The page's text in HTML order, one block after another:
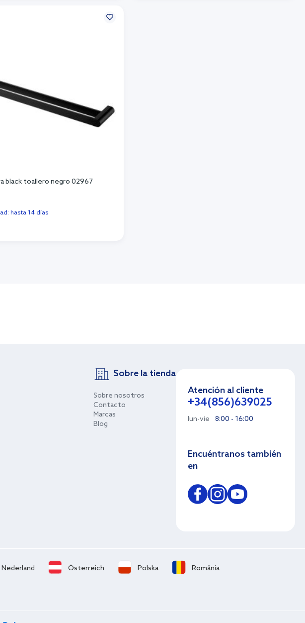
black toallero negro 02967
hasta 14 días
Sobre la tienda
Sobre nosotros
Contacto
Marcas
Blog
Atención al cliente
+34(856)639025
lun-vie 8:00 - 16:00
Encuéntranos también
en
Nederland Österreich Polska România